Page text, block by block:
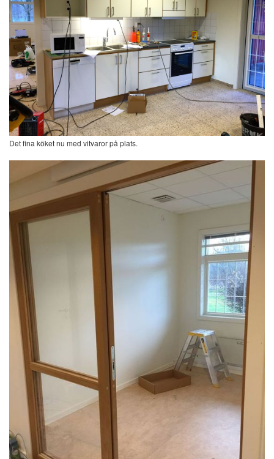
Det fina köket nu med vitvaror på plats.